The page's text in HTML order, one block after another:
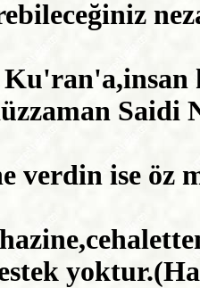
Saidi
verdin ise öz